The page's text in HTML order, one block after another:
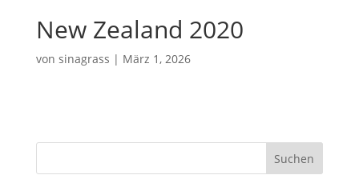
New Zealand 2020
von sinagrass | März 1, 2026